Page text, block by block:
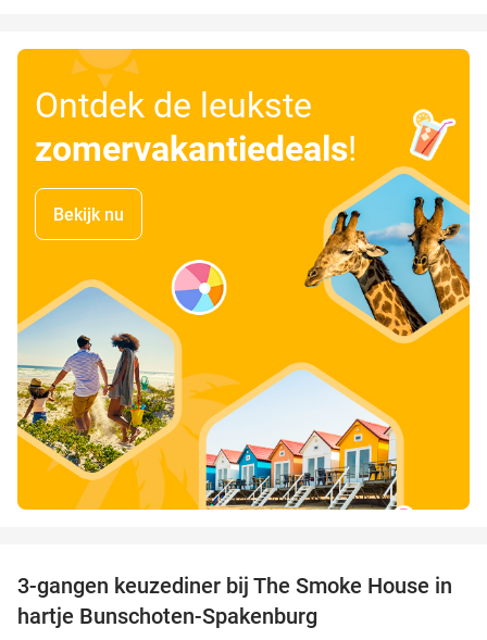
Ontdek de leukste
zomervakantiedeals!
Bekijk nu
37%
3-gangen keuzediner bij The Smoke House in
hartje Bunschoten-Spakenburg